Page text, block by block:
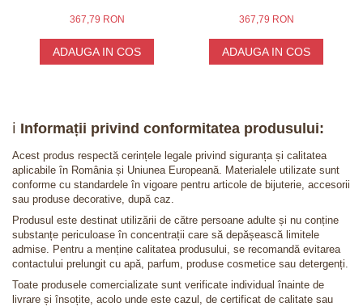
367,79 RON
ADAUGA IN COS
367,79 RON
ADAUGA IN COS
ℹ️ Informații privind conformitatea produsului:
Acest produs respectă cerințele legale privind siguranța și calitatea
aplicabile în România și Uniunea Europeană. Materialele utilizate sunt
conforme cu standardele în vigoare pentru articole de bijuterie, accesorii
sau produse decorative, după caz.
Produsul este destinat utilizării de către persoane adulte și nu conține
substanțe periculoase în concentrații care să depășească limitele
admise. Pentru a menține calitatea produsului, se recomandă evitarea
contactului prelungit cu apă, parfum, produse cosmetice sau detergenți.
Toate produsele comercializate sunt verificate individual înainte de
livrare și însoțite, acolo unde este cazul, de certificat de calitate sau